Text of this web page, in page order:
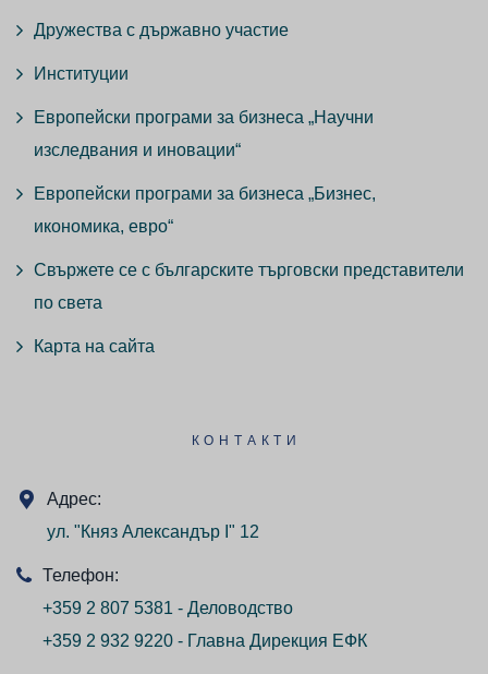
Дружества с държавно участие
Институции
Европейски програми за бизнеса „Научни
изследвания и иновации“
Европейски програми за бизнеса „Бизнес,
икономика, евро“
Свържете се с българските търговски представители
по света
Карта на сайта
КОНТАКТИ
Адрес:
ул. "Княз Александър I" 12
Телефон:
+359 2 807 5381 - Деловодство
+359 2 932 9220 - Главна Дирекция ЕФК